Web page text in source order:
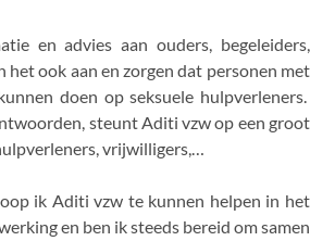
en advies aan ouders, begeleiders,
het ook aan en zorgen dat personen met
doen op seksuele hulpverleners.
steunt Aditi vzw op een groot
vrijwilligers,…
ik Aditi vzw te kunnen helpen in het
en ben ik steeds bereid om samen